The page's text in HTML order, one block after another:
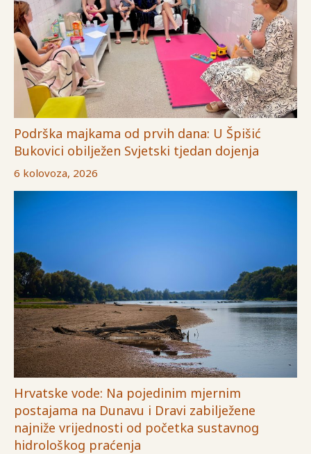
Podrška majkama od prvih dana: U Špišić
Bukovici obilježen Svjetski tjedan dojenja
6 kolovoza, 2026
Hrvatske vode: Na pojedinim mjernim
postajama na Dunavu i Dravi zabilježene
najniže vrijednosti od početka sustavnog
hidrološkog praćenja